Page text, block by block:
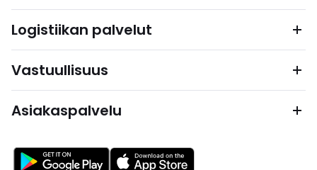
Logistiikan palvelut
Vastuullisuus
Asiakaspalvelu